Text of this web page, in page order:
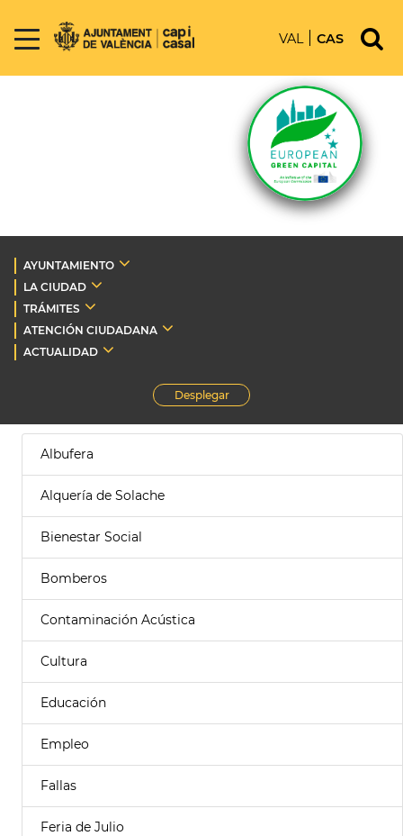
VAL CAS
AYUNTAMIENTO
LA CIUDAD
TRÁMITES
ATENCIÓN CIUDADANA
ACTUALIDAD
Desplegar
Albufera
Alquería de Solache
Bienestar Social
Bomberos
Contaminación Acústica
Cultura
Educación
Empleo
Fallas
Feria de Julio